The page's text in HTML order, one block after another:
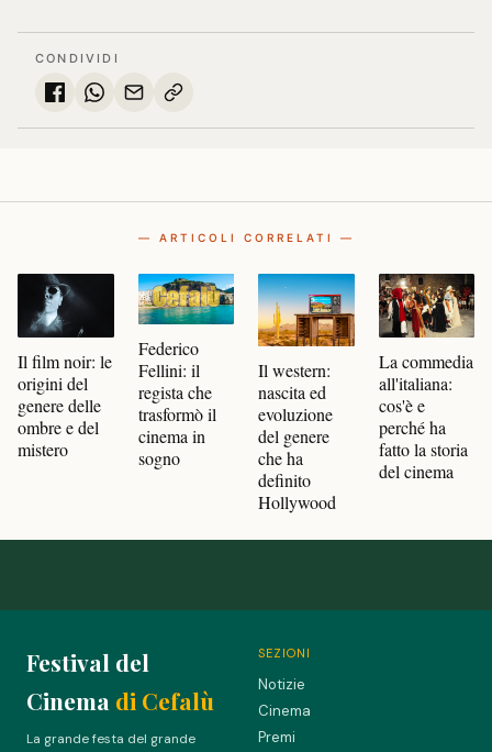
CONDIVIDI
— ARTICOLI CORRELATI —
Il film noir: le
origini del
genere delle
ombre e del
mistero
Federico
Fellini: il
regista che
trasformò il
cinema in
sogno
Il western:
nascita ed
evoluzione
del genere
che ha
definito
Hollywood
La commedia
all'italiana:
cos'è e
perché ha
fatto la storia
del cinema
Festival del
Cinema di Cefalù
La grande festa del grande
SEZIONI
Notizie
Cinema
Premi